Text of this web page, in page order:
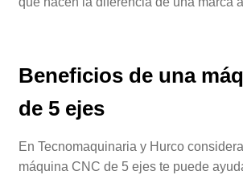
Beneficios de una
de 5 ejes
En Tecnomaquinaria y Hurco
máquina CNC de 5 ejes te puede